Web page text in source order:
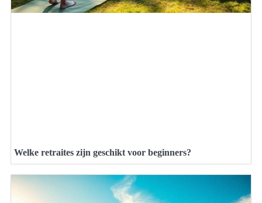
Welke retraites zijn geschikt voor beginners?